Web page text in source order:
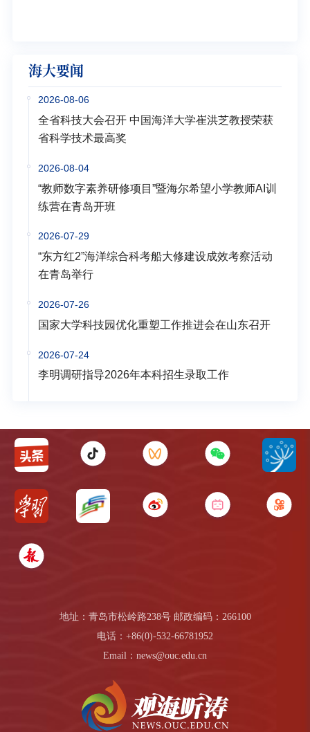
海大要闻
2026-08-06
全省科技大会召开 中国海洋大学崔洪芝教授荣获
省科学技术最高奖
2026-08-04
“教师数字素养研修项目”暨海尔希望小学教师AI训
练营在青岛开班
2026-07-29
“东方红2”海洋综合科考船大修建设成效考察活动
在青岛举行
2026-07-26
国家大学科技园优化重塑工作推进会在山东召开
2026-07-24
李明调研指导2026年本科招生录取工作
地址：青岛市松岭路238号 邮政编码：266100
电话：+86(0)-532-66781952
Email：news@ouc.edu.cn